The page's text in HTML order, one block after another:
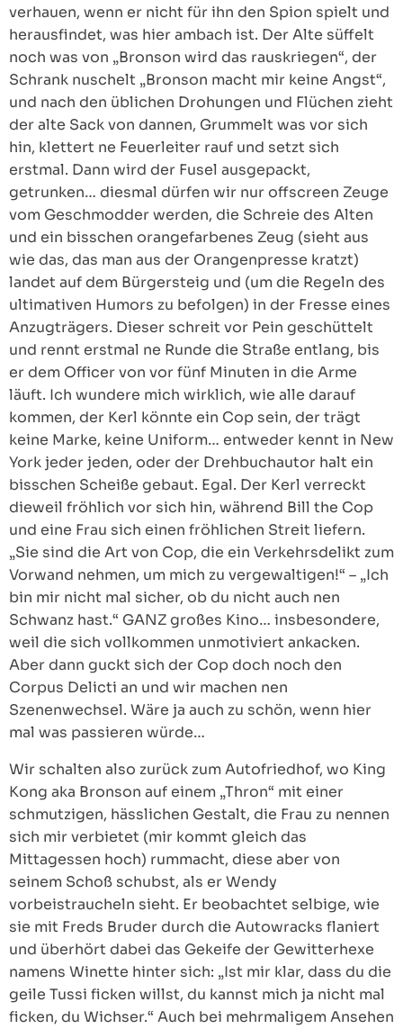
verhauen, wenn er nicht für ihn den Spion spielt und
herausfindet, was hier ambach ist. Der Alte süffelt
noch was von „Bronson wird das rauskriegen“, der
Schrank nuschelt „Bronson macht mir keine Angst“,
und nach den üblichen Drohungen und Flüchen zieht
der alte Sack von dannen, Grummelt was vor sich
hin, klettert ne Feuerleiter rauf und setzt sich
erstmal. Dann wird der Fusel ausgepackt,
getrunken… diesmal dürfen wir nur offscreen Zeuge
vom Geschmodder werden, die Schreie des Alten
und ein bisschen orangefarbenes Zeug (sieht aus
wie das, das man aus der Orangenpresse kratzt)
landet auf dem Bürgersteig und (um die Regeln des
ultimativen Humors zu befolgen) in der Fresse eines
Anzugträgers. Dieser schreit vor Pein geschüttelt
und rennt erstmal ne Runde die Straße entlang, bis
er dem Officer von vor fünf Minuten in die Arme
läuft. Ich wundere mich wirklich, wie alle darauf
kommen, der Kerl könnte ein Cop sein, der trägt
keine Marke, keine Uniform… entweder kennt in New
York jeder jeden, oder der Drehbuchautor halt ein
bisschen Scheiße gebaut. Egal. Der Kerl verreckt
dieweil fröhlich vor sich hin, während Bill the Cop
und eine Frau sich einen fröhlichen Streit liefern.
„Sie sind die Art von Cop, die ein Verkehrsdelikt zum
Vorwand nehmen, um mich zu vergewaltigen!“ – „Ich
bin mir nicht mal sicher, ob du nicht auch nen
Schwanz hast.“ GANZ großes Kino… insbesondere,
weil die sich vollkommen unmotiviert ankacken.
Aber dann guckt sich der Cop doch noch den
Corpus Delicti an und wir machen nen
Szenenwechsel. Wäre ja auch zu schön, wenn hier
mal was passieren würde…
Wir schalten also zurück zum Autofriedhof, wo King
Kong aka Bronson auf einem „Thron“ mit einer
schmutzigen, hässlichen Gestalt, die Frau zu nennen
sich mir verbietet (mir kommt gleich das
Mittagessen hoch) rummacht, diese aber von
seinem Schoß schubst, als er Wendy
vorbeistraucheln sieht. Er beobachtet selbige, wie
sie mit Freds Bruder durch die Autowracks flaniert
und überhört dabei das Gekeife der Gewitterhexe
namens Winette hinter sich: „Ist mir klar, dass du die
geile Tussi ficken willst, du kannst mich ja nicht mal
ficken, du Wichser.“ Auch bei mehrmaligem Ansehen